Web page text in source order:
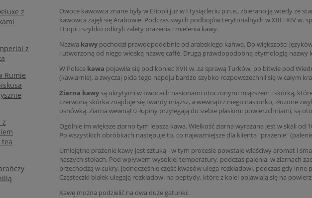
z
z
Rumie
z
Owoce kawowca znane były w Etiopii już w I tysiącleciu p.n.e., zbierano ją wtedy ze
kawowca zajęli się Arabowie. Podczas swych podbojów terytorialnych w XIII i XIV w.
Etiopii i szybko odkryli zalety prażenia i mielenia kawy.
Nazwa kawy pochodzi prawdopodobnie od arabskiego kahwa. Do większości
i utworzoną od niego włoską nazwę caffè. Drugą prawdopodobną etymologią nazwy
W Polsce kawa pojawiła się pod koniec XVII w. za sprawą Turków, po bitwie pod
(kawiarnie), a zwyczaj picia tego napoju bardzo szybko rozpowszechnił się w całym
Ziarna kawy są ukrytymi w owocach nasionami otoczonymi miąższem i skórką,
czerwoną skórka znajduje się twardy miąższ, a wewnątrz niego nasionko, złożone
osnówką. Ziarna wewnątrz łupiny przylegają do siebie płaskimi powierzchniami, są
Ogólnie im większe ziarno tym lepsza kawa. Wielkość ziarna wyrażana jest w skali od
Po wszystkich obróbkach następuje to, co najważniejsze dla klienta "prażenie"
Umiejętne prażenie kawy jest sztuką - w tym procesie powstaje właściwy aromat i
naszych stołach. Pod wpływem wysokiej temperatury, podczas palenia, w ziarnach
przechodzą w cukry, jednocześnie część kwasów ulega rozkładowi, podczas gdy
Cząsteczki białek ulegają rozkładowi na peptydy, które z kolei pojawiają się na
Kawę można podzielić na dwa duże gatunki: